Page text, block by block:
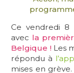
Ce vendredi 8
avec la
Belgique !Les
répondu à
mises en